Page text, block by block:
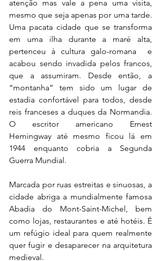
atenção mas vale a pena uma visita,
mesmo que seja apenas por uma tarde.
Uma pacata cidade que se transforma
em uma ilha durante a maré alta,
pertenceu à cultura galo-romana  e
acabou sendo invadida pelos francos,
que a assumiram. Desde então, a
“montanha” tem sido um lugar de
estadia confortável para todos, desde
reis franceses a duques da Normandia.
O escritor americano Ernest
Hemingway até mesmo ficou lá em
1944 enquanto cobria a Segunda
Guerra Mundial.
Marcada por ruas estreitas e sinuosas, a
cidade abriga a mundialmente famosa
Abadia do Mont-Saint-Michel, bem
como lojas, restaurantes e até hotéis. É
um refúgio ideal para quem realmente
quer fugir e desaparecer na arquitetura
medieval.